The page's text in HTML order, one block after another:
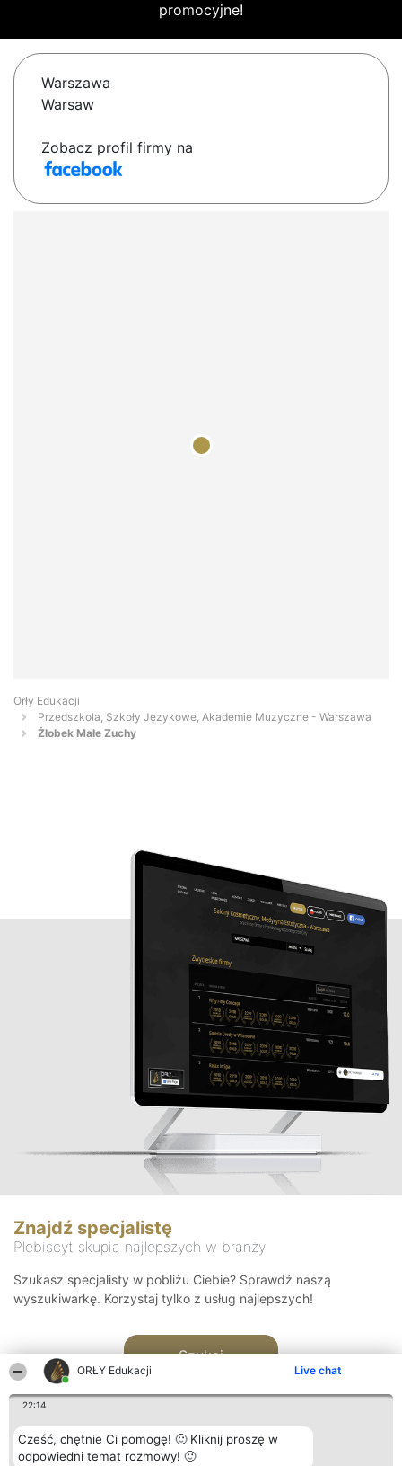
ORŁY Edukacji Live chat
22:14
Cześć, chętnie Ci pomogę! 🙂 Kliknij proszę w
odpowiedni temat rozmowy! 🙂
promocyjne!
Warszawa
Warsaw
Zobacz profil firmy na
Orły Edukacji
Przedszkola, Szkoły Językowe, Akademie Muzyczne - Warszawa
Żłobek Małe Zuchy
Znajdź specjalistę
Plebiscyt skupia najlepszych w branży
Szukasz specjalisty w pobliżu Ciebie? Sprawdź naszą
wyszukiwarkę. Korzystaj tylko z usług najlepszych!
Szukaj